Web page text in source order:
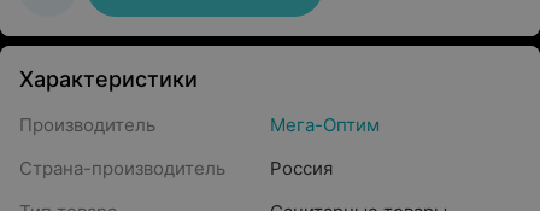
Характеристики
Производитель
Мега-Оптим
Страна-производитель
Россия